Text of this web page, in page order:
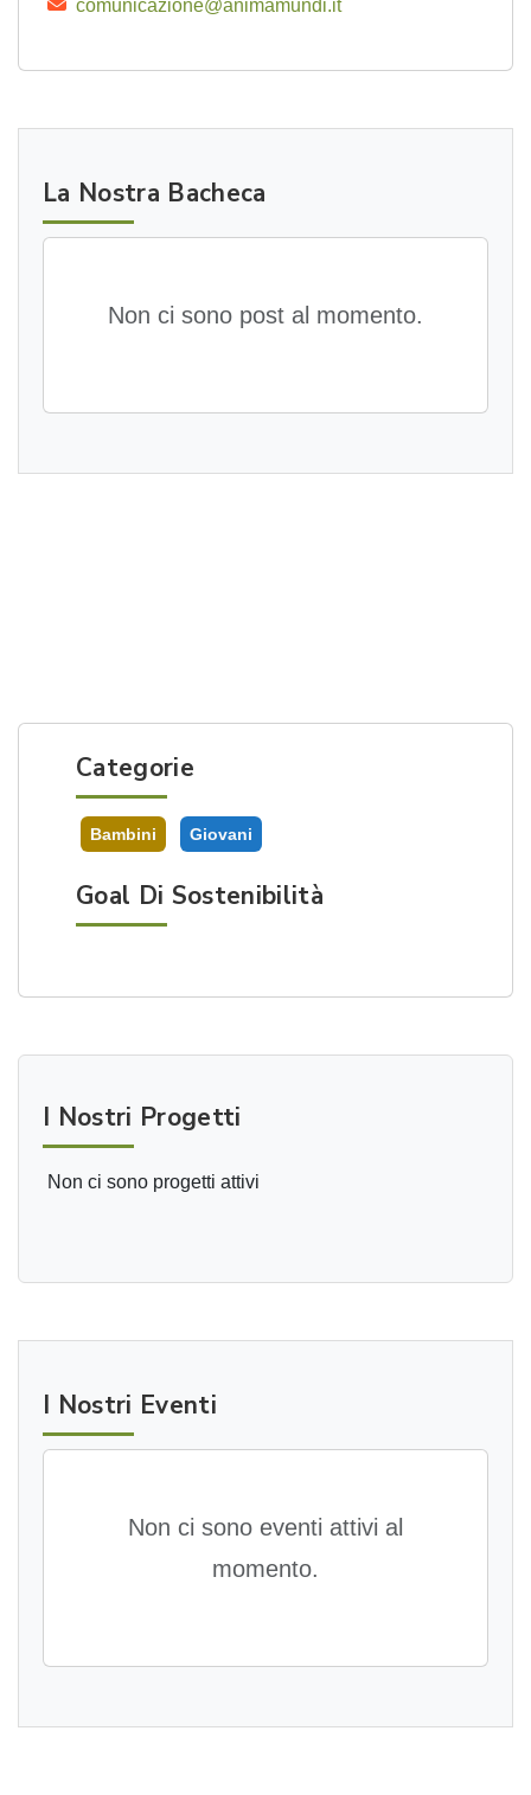
comunicazione@animamundi.it
La Nostra Bacheca
Non ci sono post al momento.
Categorie
Bambini Giovani
Goal Di Sostenibilità
I Nostri Progetti
Non ci sono progetti attivi
I Nostri Eventi
Non ci sono eventi attivi al
momento.